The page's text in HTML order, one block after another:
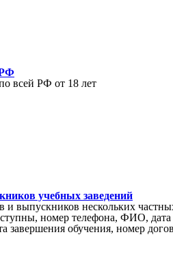
всей РФ от 18 лет
учебных заведений
и выпускников нескольких
номер телефона, ФИО,
завершения обучения, номер